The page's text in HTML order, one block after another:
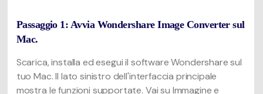
Passaggio 1: Avvia Wondershare Image Converter sul
Mac.
Scarica, installa ed esegui il software Wondershare sul
tuo Mac. Il lato sinistro dell'interfaccia principale
mostra le funzioni supportate. Vai su Immagine e